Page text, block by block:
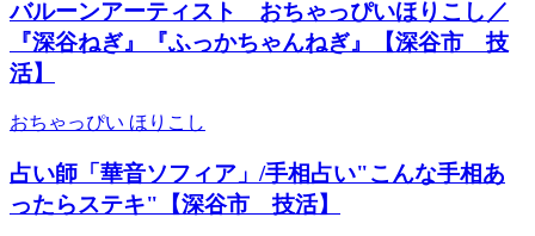
バルーンアーティスト おちゃっぴいほりこし／
『深谷ねぎ』『ふっかちゃんねぎ』【深谷市 技
活】
おちゃっぴい ほりこし
占い師「華音ソフィア」/手相占い"こんな手相あ
ったらステキ"【深谷市 技活】